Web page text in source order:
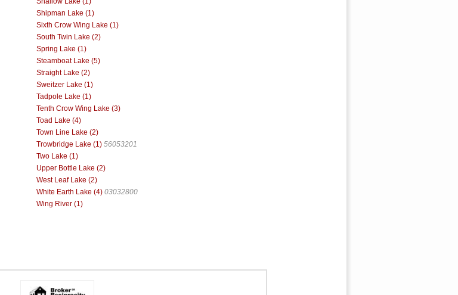
Shipman Lake (1)
Sixth Crow Wing Lake (1)
South Twin Lake (2)
Spring Lake (1)
Steamboat Lake (5)
Straight Lake (2)
Sweitzer Lake (1)
Tadpole Lake (1)
Tenth Crow Wing Lake (3)
Toad Lake (4)
Town Line Lake (2)
Trowbridge Lake (1) 56053201
Two Lake (1)
Upper Bottle Lake (2)
West Leaf Lake (2)
White Earth Lake (4) 03032800
Wing River (1)